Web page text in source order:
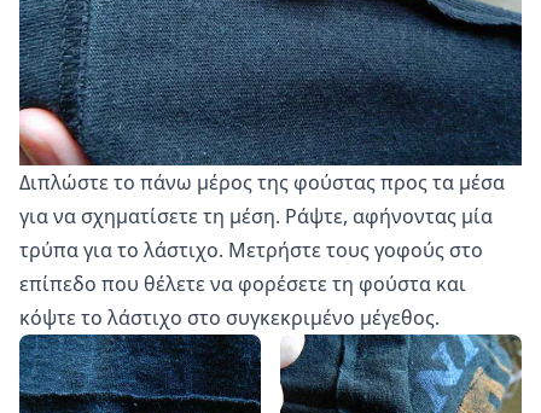
Διπλώστε το πάνω μέρος της φούστας προς τα μέσα
για να σχηματίσετε τη μέση. Ράψτε, αφήνοντας μία
τρύπα για το λάστιχο. Μετρήστε τους γοφούς στο
επίπεδο που θέλετε να φορέσετε τη φούστα και
κόψτε το λάστιχο στο συγκεκριμένο μέγεθος.